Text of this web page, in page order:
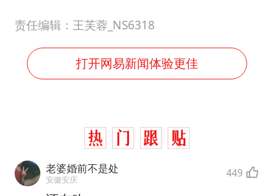
责任编辑：王芙蓉_NS6318
打开网易新闻体验更佳
老婆婚前不是处
安徽安庆 449